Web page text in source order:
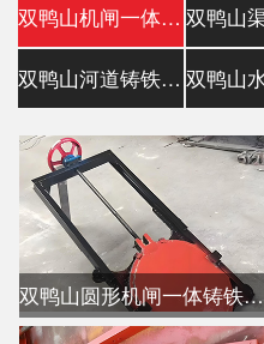
双鸭山机闸一体铸铁闸门
双鸭山河道铸铁闸门
双鸭山圆形机闸一体铸铁闸门